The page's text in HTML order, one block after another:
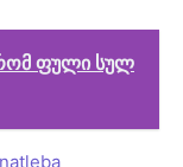
რომ ფული სულ